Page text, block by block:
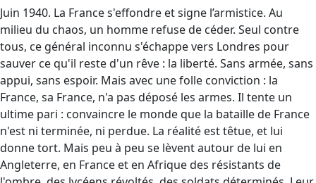
Juin 1940. La France s'effondre et signe l’armistice. Au
milieu du chaos, un homme refuse de céder. Seul contre
tous, ce général inconnu s'échappe vers Londres pour
sauver ce qu'il reste d'un rêve : la liberté. Sans armée, sans
appui, sans espoir. Mais avec une folle conviction : la
France, sa France, n'a pas déposé les armes. Il tente un
ultime pari : convaincre le monde que la bataille de France
n'est ni terminée, ni perdue. La réalité est têtue, et lui
donne tort. Mais peu à peu se lèvent autour de lui en
Angleterre, en France et en Afrique des résistants de